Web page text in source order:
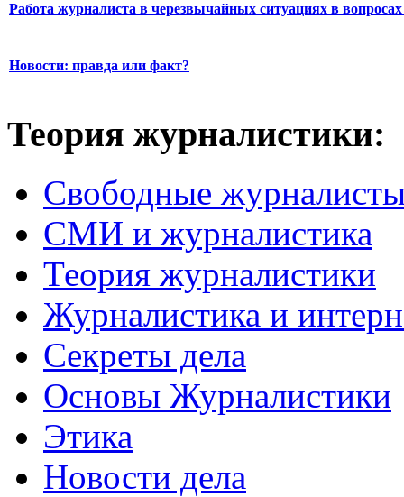
Работа журналиста в черезвычайных ситуациях в вопросах
Новости: правда или факт?
Теория журналистики:
Свободные
СМИ и журналистика
Теория журналистики
Журналистика и
Секреты дела
Основы Журналистики
Этика
Новости дела